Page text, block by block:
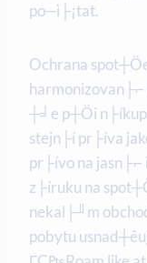
po─ì├¡tat.
Ochrana
┼╛e p┼Öi
stejn├í pr├íva
pr├ívo na jasn├⌐
z├íruku na
nekal├╜m
pobytu